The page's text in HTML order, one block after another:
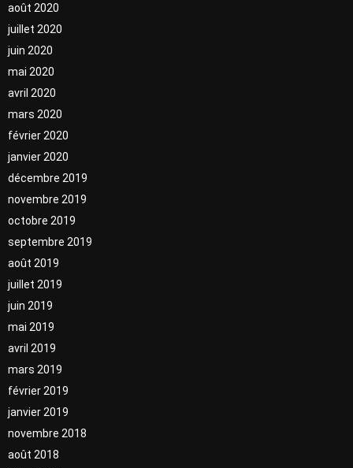
août 2020
juillet 2020
juin 2020
mai 2020
avril 2020
mars 2020
février 2020
janvier 2020
décembre 2019
novembre 2019
octobre 2019
septembre 2019
août 2019
juillet 2019
juin 2019
mai 2019
avril 2019
mars 2019
février 2019
janvier 2019
novembre 2018
août 2018